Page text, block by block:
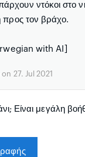
ντόκοι στο
προς τον βράχο.
with AI]
27. Jul 2021
Είναι μεγάλη